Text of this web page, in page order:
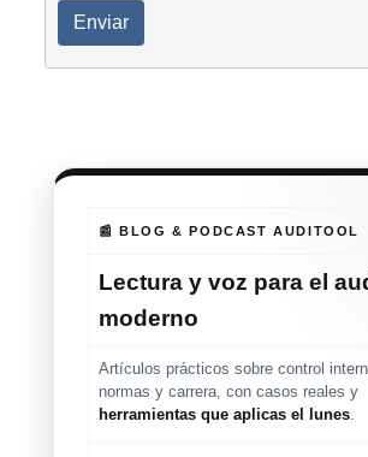
Enviar
📰 BLOG & PODCAST AUDITOOL
Lectura y voz para el
moderno
Artículos prácticos sobre control
normas y carrera, con casos reales y
herramientas que aplicas el lunes